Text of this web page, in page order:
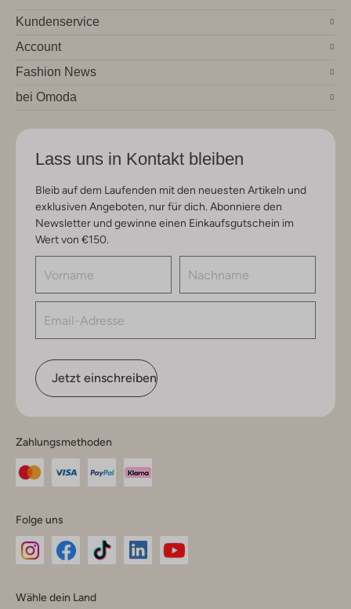
Kundenservice
Account
Fashion News
bei Omoda
Lass uns in Kontakt bleiben
Bleib auf dem Laufenden mit den neuesten Artikeln und
exklusiven Angeboten, nur für dich. Abonniere den
Newsletter und gewinne einen Einkaufsgutschein im
Wert von €150.
Jetzt einschreiben
Zahlungsmethoden
Folge uns
Wähle dein Land